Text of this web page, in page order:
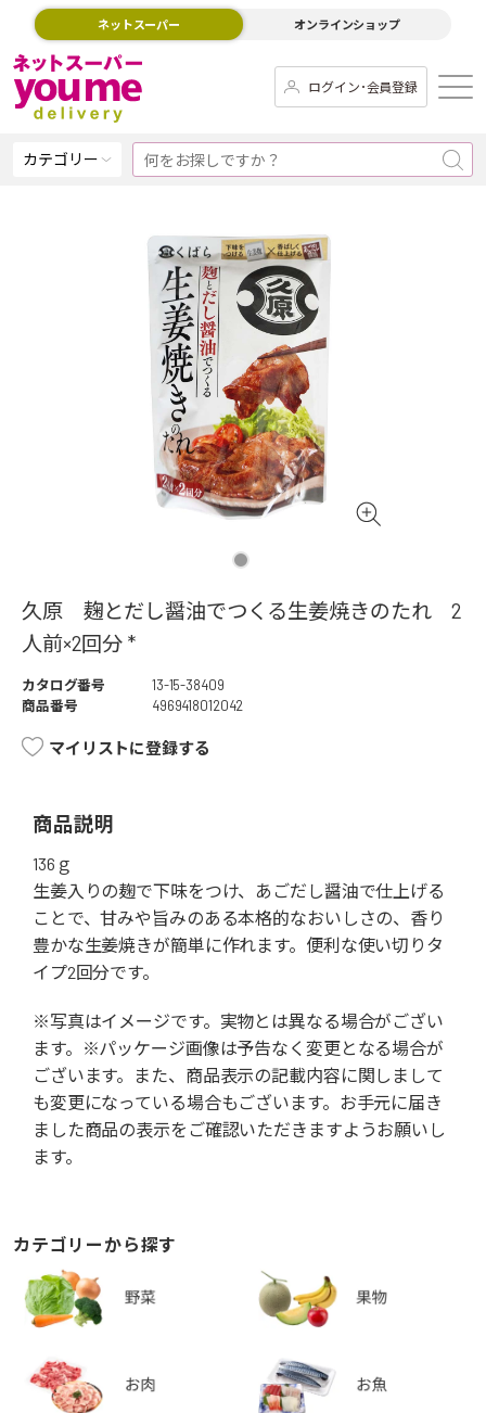
ネットスーパー オンラインショップ
ログイン･会員登録
カテゴリー
久原 麹とだし醤油でつくる生姜焼きのたれ 2
人前×2回分 *
カタログ番号
13-15-38409
商品番号
4969418012042
マイリストに登録する
商品説明
136ｇ
生姜入りの麹で下味をつけ、あごだし醤油で仕上げる
ことで、甘みや旨みのある本格的なおいしさの、香り
豊かな生姜焼きが簡単に作れます。便利な使い切りタ
イプ2回分です。
※写真はイメージです。実物とは異なる場合がござい
ます。※パッケージ画像は予告なく変更となる場合が
ございます。また、商品表示の記載内容に関しまして
も変更になっている場合もございます。お手元に届き
ました商品の表示をご確認いただきますようお願いし
ます。
カテゴリーから探す